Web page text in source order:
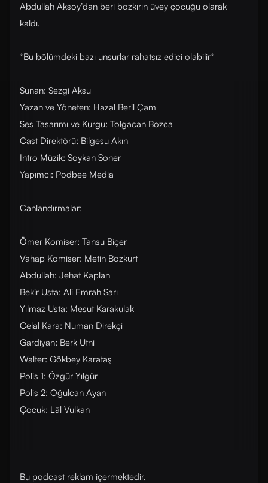
Abdullah Aksoy’dan beri bozkırın üvey çocuğu olarak
kaldı.
*Bu bölümdeki bazı unsurlar rahatsız edici olabilir*
Sunan: Sezgi Aksu
Yazan ve Yöneten: Hazal Beril Çam
Ses Tasarımı ve Kurgu: Tolgacan Bozca
Cast Direktörü: Bilgesu Akın
Intro Müzik: Soykan Soner
Yapımcı: Podbee Media
Canlandırmalar:
Ömer Komiser: Tansu Biçer
Vahap Komiser: Metin Bozkurt
Abdullah: Jehat Kaplan
Bekir Usta: Ali Emrah Sarı
Yılmaz Usta: Mesut Karakulak
Celal Kara: Numan Direkçi
Gardiyan: Berk Utni
Walter: Gökbey Karataş
Polis 1: Özgür Yılgür
Polis 2: Oğulcan Ayan
Çocuk: Lâl Vulkan
Bu podcast reklam içermektedir.